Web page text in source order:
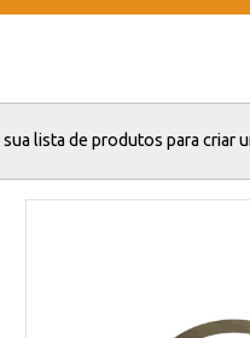
sua lista de produtos para criar